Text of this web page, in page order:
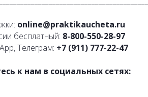
online@praktikaucheta.ru
бесплатный: 8-800-550-28-97
Телеграм: +7 (911) 777-22-47
к нам в социальных сетях: